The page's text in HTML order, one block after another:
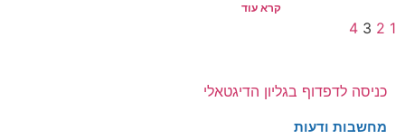
קרא עוד
1
2
3
4
כניסה לדפדוף בגליון הדיגטאלי
מחשבות ודעות